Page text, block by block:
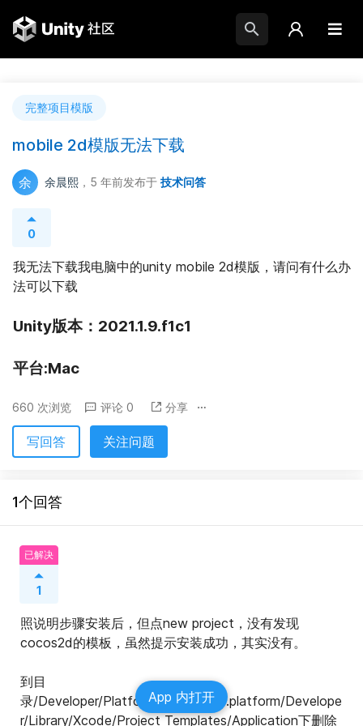
完整项目模版
mobile 2d模版无法下载
余 余晨熙 ，5 年前发布于 技术问答
0
我无法下载我电脑中的unity mobile 2d模版，请问有什么办
法可以下载
Unity版本：2021.1.9.f1c1
平台:Mac
660 次浏览 评论 0 分享
写回答 关注问题
1个回答
已解决
1
照说明步骤安装后，但点new project，没有发现
cocos2d的模板，虽然提示安装成功，其实没有。
到目
录/Developer/Platforms/iPhoneOS.platform/Develope
r/Library/Xcode/Project Templates/Application下删除
App 内打开